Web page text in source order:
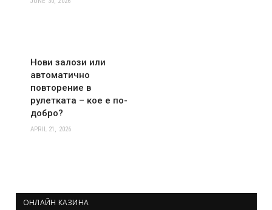
Нови залози или
автоматично
повторение в
рулетката – кое е по-
добро?
APRIL 21, 2026
ОНЛАЙН КАЗИНА